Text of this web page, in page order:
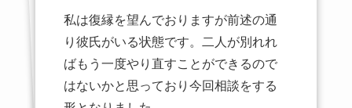
私は復縁を望んでおりますが前述の通
り彼氏がいる状態です。二人が別れれ
ばもう一度やり直すことができるので
はないかと思っており今回相談をする